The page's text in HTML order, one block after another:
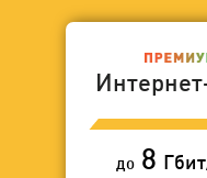
до 8